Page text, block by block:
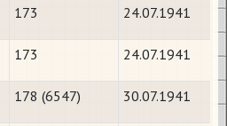
173 24.07.1941
173 24.07.1941
178 (6547) 30.07.1941